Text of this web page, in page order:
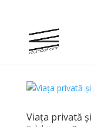
Viața privată și